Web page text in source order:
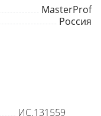
MasterProf
Россия
ИС.131559